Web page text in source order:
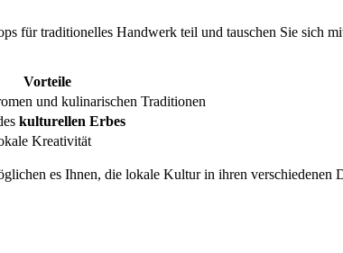
für traditionelles Handwerk teil und tauschen Sie sich
Vorteile
und kulinarischen Traditionen
kulturellen Erbes
Kreativität
es Ihnen, die lokale Kultur in ihren